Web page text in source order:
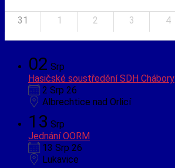
31 1 2 3 4
02 Srp
Hasičské soustředění SDH Chábory
2 Srp 26
Albrechtice nad Orlicí
13 Srp
Jednání OORM
13 Srp 26
Lukavice